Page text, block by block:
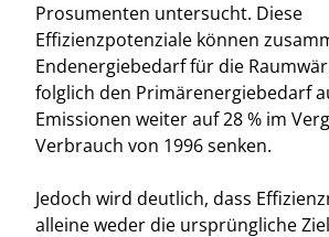
Prosumenten untersucht. Diese
Effizienzpotenziale können
Endenergiebedarf für die
folglich den Primärenergiebedarf
Emissionen weiter auf 28 % im
Verbrauch von 1996 senken.
Jedoch wird deutlich, dass
alleine weder die ursprüngliche